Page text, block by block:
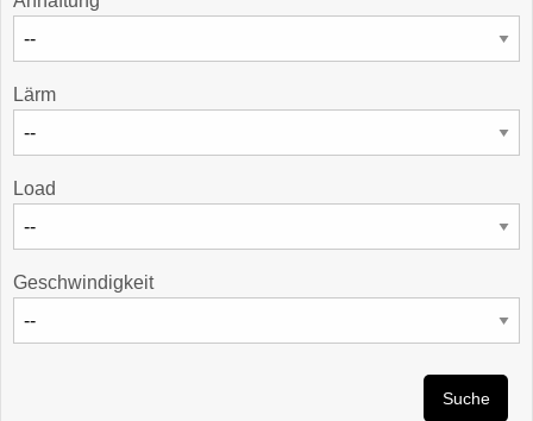
Lärm
Load
Geschwindigkeit
Suche